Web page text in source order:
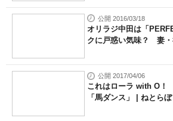
公開 2016/03/18
オリラジ中田は「
クに戸惑い気味？ 妻
公開 2017/04/06
これはローラ with O！
「馬ダンス」 | ねとらぼ